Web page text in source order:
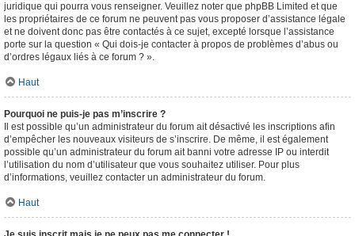
juridique qui pourra vous renseigner. Veuillez noter que phpBB Limited et que
les propriétaires de ce forum ne peuvent pas vous proposer d’assistance légale
et ne doivent donc pas être contactés à ce sujet, excepté lorsque l’assistance
porte sur la question « Qui dois-je contacter à propos de problèmes d’abus ou
d’ordres légaux liés à ce forum ? ».
Haut
Pourquoi ne puis-je pas m’inscrire ?
Il est possible qu’un administrateur du forum ait désactivé les inscriptions afin
d’empêcher les nouveaux visiteurs de s’inscrire. De même, il est également
possible qu’un administrateur du forum ait banni votre adresse IP ou interdit
l’utilisation du nom d’utilisateur que vous souhaitez utiliser. Pour plus
d’informations, veuillez contacter un administrateur du forum.
Haut